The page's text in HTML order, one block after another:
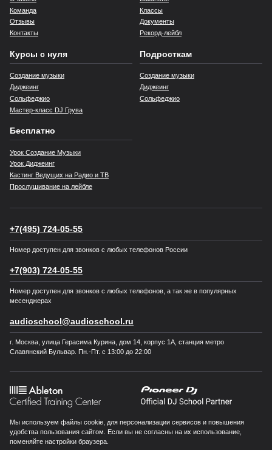
Команда
Отзывы
Контакты
Классы
Документы
Рекорд-лейбл
Курсы с нуля
Создание музыки
Диджеинг
Сольфеджио
Мастер‑класс DJ Грува
Подросткам
Создание музыки
Диджеинг
Сольфеджио
Бесплатно
Урок Создание Музыки
Урок Диджеинг
Кастинг Ведущих на Радио и ТВ
Прослушивание на лейбле
+7(495) 724-05-55
Номер доступен для звонков с любых телефонов России
+7(903) 724-05-55
Номер доступен для звонков с любых телефонов, а так же в популярных
месенджерах
audioschool@audioschool.ru
г. Москва, улица Герасима Курина, дом 14, корпус 1А, станция метро
Славянский Бульвар. Пн.-Пт. с 13:00 до 22:00
Мы используем файлы cookie, для персонализации сервисов и повышения
удобства пользования сайтом. Если вы не согласны на их использование,
поменяйте настройки браузера.